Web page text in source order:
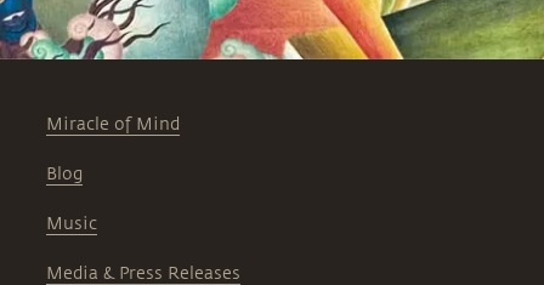
Miracle of Mind
Blog
Music
Media & Press Releases